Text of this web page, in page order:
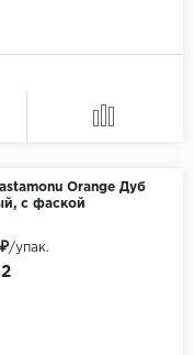
Orange Дуб
с фаской
/упак.